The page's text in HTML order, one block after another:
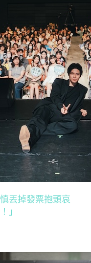
丟掉發票抱頭哀
」